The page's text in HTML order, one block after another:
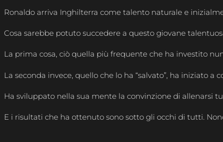
Ronaldo arriva Inghilterra come talento naturale e
Cosa sarebbe potuto succedere a questo giovane
La prima cosa, ciò quella più frequente che ha investito
La seconda invece, quello che lo ha “salvato”, ha iniziato
Ha sviluppato nella sua mente la convinzione di allenarsi
E i risultati che ha ottenuto sono sotto gli occhi di tutti.